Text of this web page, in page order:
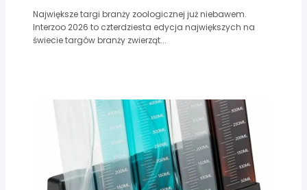
Największe targi branży zoologicznej już niebawem.
Interzoo 2026 to czterdziesta edycja największych na
świecie targów branży zwierząt...